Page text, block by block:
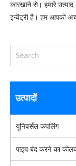
कारखाने से। हमारे उत्पाद
इन्वेंट्री है। हम आपको
उत्पादों
यूनिवर्सल कपलिंग
पाइप बंद करने का